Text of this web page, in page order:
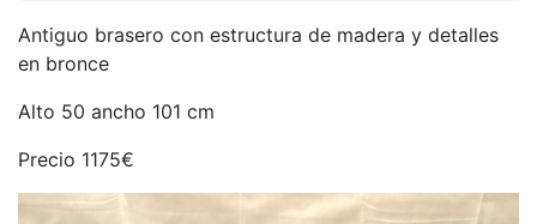
Antiguo brasero con estructura de madera y detalles
en bronce
Alto 50 ancho 101 cm
Precio 1175€